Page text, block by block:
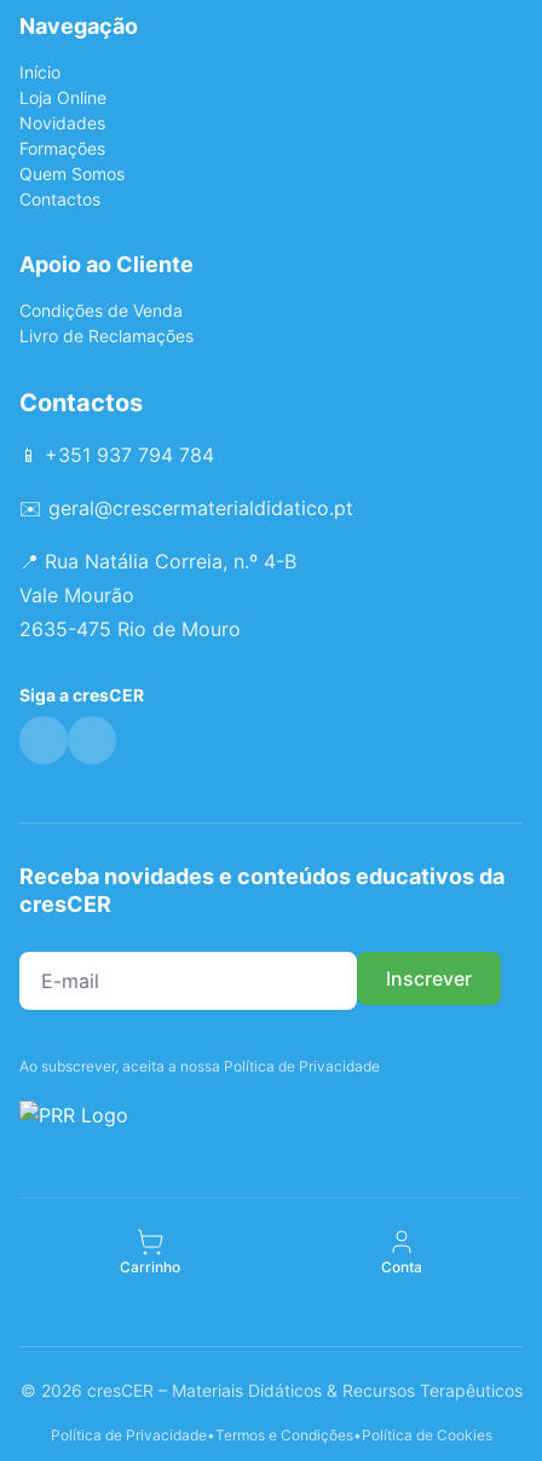
Navegação
Início
Loja Online
Novidades
Formações
Quem Somos
Contactos
Apoio ao Cliente
Condições de Venda
Livro de Reclamações
Contactos
📱 +351 937 794 784
✉️ geral@crescermaterialdidatico.pt
📍 Rua Natália Correia, n.º 4-B
Vale Mourão
2635-475 Rio de Mouro
Siga a cresCER
Receba novidades e conteúdos educativos da
cresCER
Ao subscrever, aceita a nossa Política de Privacidade
Carrinho Conta
© 2026 cresCER – Materiais Didáticos & Recursos Terapêuticos
Política de Privacidade•Termos e Condições•Política de Cookies